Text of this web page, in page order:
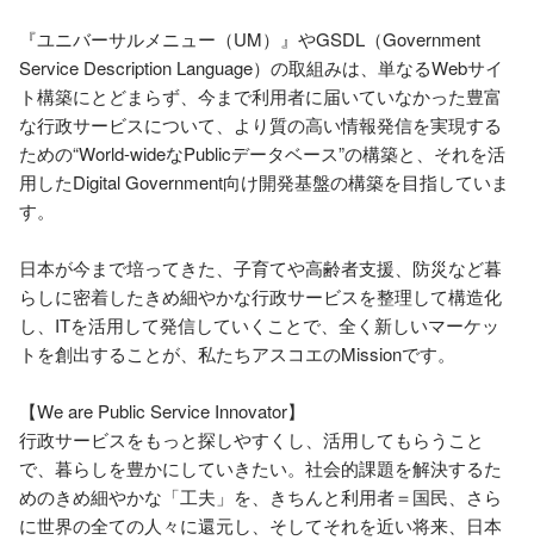
『ユニバーサルメニュー（UM）』やGSDL（Government
Service Description Language）の取組みは、単なるWebサイ
ト構築にとどまらず、今まで利用者に届いていなかった豊富
な行政サービスについて、より質の高い情報発信を実現する
ための“World-wideなPublicデータベース”の構築と、それを活
用したDigital Government向け開発基盤の構築を目指していま
す。
日本が今まで培ってきた、子育てや高齢者支援、防災など暮
らしに密着したきめ細やかな行政サービスを整理して構造化
し、ITを活用して発信していくことで、全く新しいマーケッ
トを創出することが、私たちアスコエのMissionです。
【We are Public Service Innovator】
行政サービスをもっと探しやすくし、活用してもらうこと
で、暮らしを豊かにしていきたい。社会的課題を解決するた
めのきめ細やかな「工夫」を、きちんと利用者＝国民、さら
に世界の全ての人々に還元し、そしてそれを近い将来、日本